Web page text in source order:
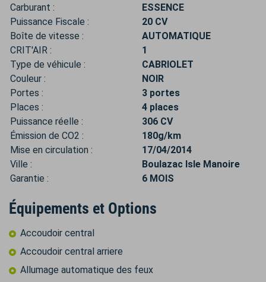
Carburant :
ESSENCE
Puissance Fiscale :
20 CV
Boîte de vitesse :
AUTOMATIQUE
CRIT'AIR :
1
Type de véhicule :
CABRIOLET
Couleur :
NOIR
Portes :
3 portes
Places :
4 places
Puissance réelle :
306 CV
Émission de CO2 :
180g/km
Mise en circulation :
17/04/2014
Ville :
Boulazac Isle Manoire
Garantie :
6 MOIS
Équipements et Options
Accoudoir central
Accoudoir central arriere
Allumage automatique des feux